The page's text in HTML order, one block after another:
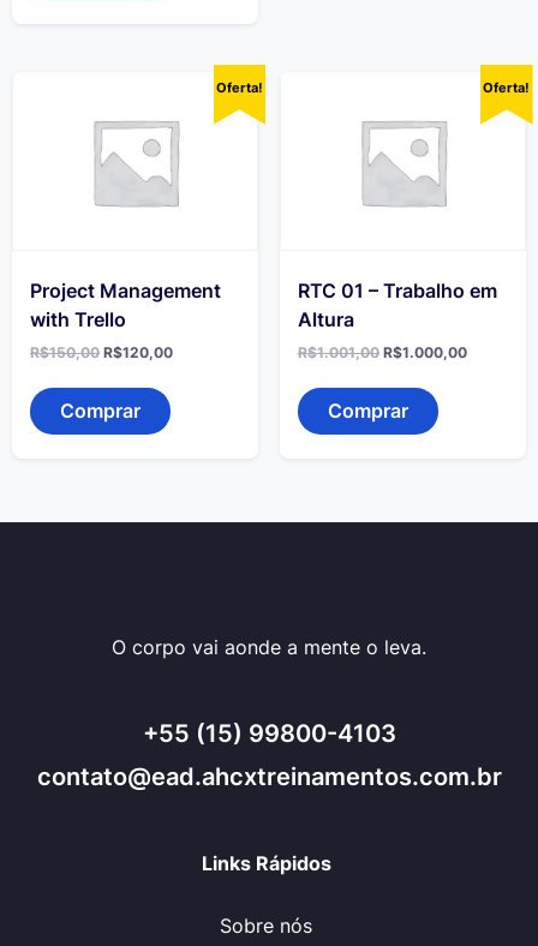
Oferta!
Project Management
with Trello
R$150,00 O
original
era:
R$150,00.
R$120,00O
Comprar
Oferta!
RTC 01 – Trabalho em
Altura
R$1.001,00 O
original
era:
R$1.001,00.
R$1.000,00O
Comprar
O corpo vai aonde a mente o leva.
+55 (15) 99800-4103
contato@ead.ahcxtreinamentos.com.br
Links Rápidos
Sobre nós